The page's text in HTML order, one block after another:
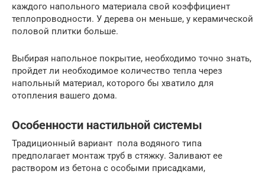
каждого напольного материала свой коэффициент
теплопроводности. У дерева он меньше, у керамической
половой плитки больше.
Выбирая напольное покрытие, необходимо точно знать,
пройдет ли необходимое количество тепла через
напольный материал, которого бы хватило для
отопления вашего дома.
Особенности настильной системы
Традиционный вариант пола водяного типа
предполагает монтаж труб в стяжку. Заливают ее
раствором из бетона с особыми присадками,